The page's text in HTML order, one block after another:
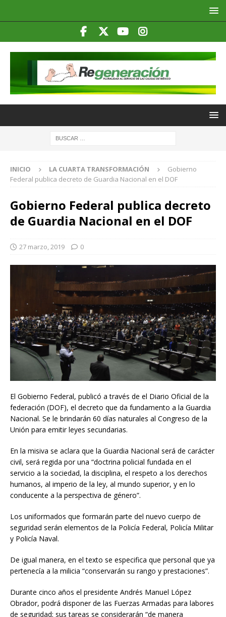
INICIO LA CUARTA TRANSFORMACIÓN
Gobierno
Federal publica decreto de Guardia Nacional en el DOF
Gobierno Federal publica decreto
de Guardia Nacional en el DOF
27 marzo, 2019 0
El Gobierno Federal, publicó a través de el Diario Oficial de la
federación (DOF), el decreto que da fundamento a la Guardia
Nacional. Se le brindarán 60 días naturales al Congreso de la
Unión para emitir leyes secundarias.
En la misiva se aclara que la Guardia Nacional será de carácter
civil, será regida por una “doctrina policial fundada en el
servicio a la sociedad, la disciplina, el respeto a los derechos
humanos, al imperio de la ley, al mundo superior, y en lo
conducente a la perspectiva de género”.
Los uniformados que formarán parte del nuevo cuerpo de
seguridad serán elementos de la Policía Federal, Policía Militar
y Policía Naval.
De igual manera, en el texto se especifica que personal que ya
pertenecía a la milicia “conservarán su rango y prestaciones”.
Durante cinco años el presidente Andrés Manuel López
Obrador, podrá disponer de las Fuerzas Armadas para labores
de seguridad; sus tareas se considerarán “de manera